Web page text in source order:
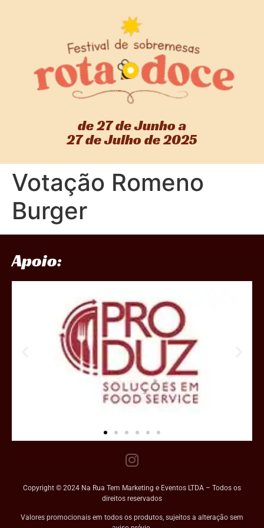
de 27 de Junho a
27 de Julho de 2025
Votação Romeno
Burger
Apoio:
Copyright © 2024 Na Rua Tem Marketing e Eventos LTDA – Todos os
direitos reservados
Valores promocionais em todos os produtos, sujeitos a alteração sem